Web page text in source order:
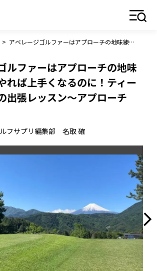
> アベレージゴルファーはアプローチの地味練をもっとやれば上手くなるのに！ティーチングプロの出張レッスン～アプローチ編〜
ルファーはアプローチの地味
れば上手くなるのに！ティー
出張レッスン～アプローチ
フサプリ編集部 名取 確